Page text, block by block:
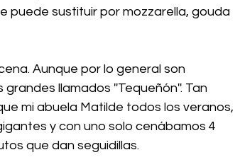
puede sustituir por mozzarella, gouda
Aunque por lo general son
llamados ''Tequeñón''. Tan
mi abuela Matilde todos los veranos,
y con uno solo cenábamos 4
que dan seguidillas.